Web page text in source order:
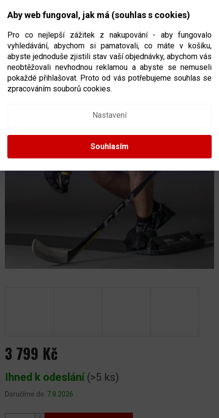
Aby web fungoval, jak má (souhlas s cookies)
Pro co nejlepší zážitek z nakupování - aby fungovalo
vyhledávání, abychom si pamatovali, co máte v košíku,
abyste jednoduše zjistili stav vaší objednávky, abychom vás
neobtěžovali nevhodnou reklamou a abyste se nemuseli
pokaždé přihlašovat. Proto od vás potřebujeme souhlas se
zpracováním souborů cookies.
Nastavení
Souhlasím
CZK
NÁKUPNÍ
SLIDEBOARD POTENT HOCKEY S NÁVLEKY
240 X 55 CM
3 799 Kč
cena:
Ihned k odeslání (>5 ks)
Doručíme do: 7.8.2026